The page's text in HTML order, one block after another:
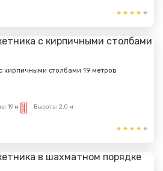
кирпичными столбами 19 метров
19 м Высота: 2,0 м